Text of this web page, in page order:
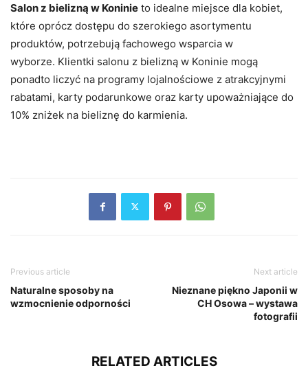
Salon z bielizną w Koninie to idealne miejsce dla kobiet,
które oprócz dostępu do szerokiego asortymentu
produktów, potrzebują fachowego wsparcia w
wyborze. Klientki salonu z bielizną w Koninie mogą
ponadto liczyć na programy lojalnościowe z atrakcyjnymi
rabatami, karty podarunkowe oraz karty upoważniające do
10% zniżek na bieliznę do karmienia.
Previous article
Naturalne sposoby na
wzmocnienie odporności
Next article
Nieznane piękno Japonii w
CH Osowa – wystawa
fotografii
RELATED ARTICLES